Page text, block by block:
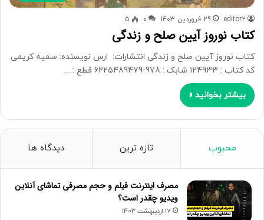
editor2 29 فروردین 1403 0
5
کتاب نوروز آیین صلح و زندگی
کتاب نوروز آیین صلح و زندگی انتشارات: ارس نویسنده: سمیه کریمی
کد کتاب : 124933 شابک : 978-6225489479 قطع :…
بیشتر بخوانید »
محبوب تازه ترین دیدگاه ها
مصرف اینترنت فیلم و حجم مصرفی تماشای آنلاین
ویدیو چقدر است؟
17 اردیبهشت 1403